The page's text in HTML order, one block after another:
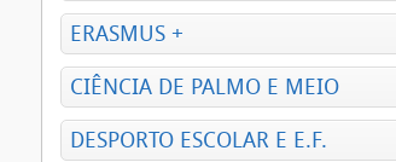
ERASMUS +
CIÊNCIA DE PALMO E MEIO
DESPORTO ESCOLAR E E.F.